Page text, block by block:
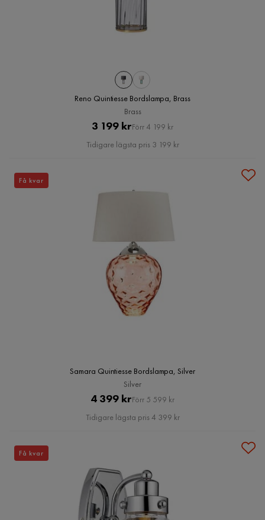
Reno Quintiesse Bordslampa, Brass
Brass
Pris
3 199 krOriginal
Pris
Förr 4 199 kr
Tidigare lägsta pris 3 199 kr
Samara Quintiesse Bordslampa, Silver
Silver
Pris
4 399 krOriginal
Pris
Förr 5 599 kr
Tidigare lägsta pris 4 399 kr
Få kvar
Få kvar